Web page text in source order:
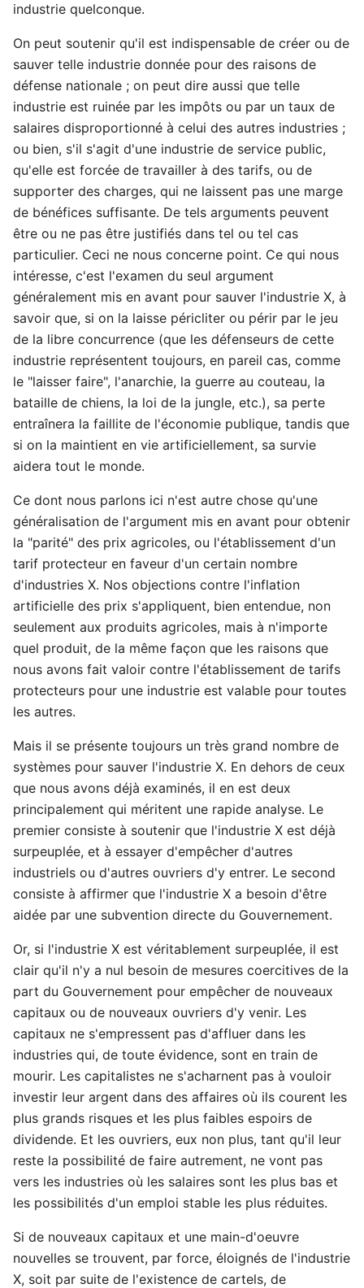
industrie quelconque.
On peut soutenir qu'il est indispensable de créer ou de
sauver telle industrie donnée pour des raisons de
défense nationale ; on peut dire aussi que telle
industrie est ruinée par les impôts ou par un taux de
salaires disproportionné à celui des autres industries ;
ou bien, s'il s'agit d'une industrie de service public,
qu'elle est forcée de travailler à des tarifs, ou de
supporter des charges, qui ne laissent pas une marge
de bénéfices suffisante. De tels arguments peuvent
être ou ne pas être justifiés dans tel ou tel cas
particulier. Ceci ne nous concerne point. Ce qui nous
intéresse, c'est l'examen du seul argument
généralement mis en avant pour sauver l'industrie X, à
savoir que, si on la laisse péricliter ou périr par le jeu
de la libre concurrence (que les défenseurs de cette
industrie représentent toujours, en pareil cas, comme
le "laisser faire", l'anarchie, la guerre au couteau, la
bataille de chiens, la loi de la jungle, etc.), sa perte
entraînera la faillite de l'économie publique, tandis que
si on la maintient en vie artificiellement, sa survie
aidera tout le monde.
Ce dont nous parlons ici n'est autre chose qu'une
généralisation de l'argument mis en avant pour obtenir
la "parité" des prix agricoles, ou l'établissement d'un
tarif protecteur en faveur d'un certain nombre
d'industries X. Nos objections contre l'inflation
artificielle des prix s'appliquent, bien entendue, non
seulement aux produits agricoles, mais à n'importe
quel produit, de la même façon que les raisons que
nous avons fait valoir contre l'établissement de tarifs
protecteurs pour une industrie est valable pour toutes
les autres.
Mais il se présente toujours un très grand nombre de
systèmes pour sauver l'industrie X. En dehors de ceux
que nous avons déjà examinés, il en est deux
principalement qui méritent une rapide analyse. Le
premier consiste à soutenir que l'industrie X est déjà
surpeuplée, et à essayer d'empêcher d'autres
industriels ou d'autres ouvriers d'y entrer. Le second
consiste à affirmer que l'industrie X a besoin d'être
aidée par une subvention directe du Gouvernement.
Or, si l'industrie X est véritablement surpeuplée, il est
clair qu'il n'y a nul besoin de mesures coercitives de la
part du Gouvernement pour empêcher de nouveaux
capitaux ou de nouveaux ouvriers d'y venir. Les
capitaux ne s'empressent pas d'affluer dans les
industries qui, de toute évidence, sont en train de
mourir. Les capitalistes ne s'acharnent pas à vouloir
investir leur argent dans des affaires où ils courent les
plus grands risques et les plus faibles espoirs de
dividende. Et les ouvriers, eux non plus, tant qu'il leur
reste la possibilité de faire autrement, ne vont pas
vers les industries où les salaires sont les plus bas et
les possibilités d'un emploi stable les plus réduites.
Si de nouveaux capitaux et une main-d'oeuvre
nouvelles se trouvent, par force, éloignés de l'industrie
X, soit par suite de l'existence de cartels, de